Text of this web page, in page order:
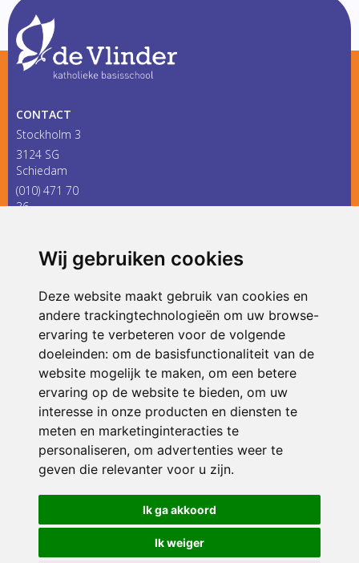
Wij gebruiken cookies
Deze website maakt gebruik van cookies en
andere trackingtechnologieën om uw browse-
ervaring te verbeteren voor de volgende
doeleinden: om de basisfunctionaliteit van de
website mogelijk te maken, om een betere
ervaring op de website te bieden, om uw
interesse in onze producten en diensten te
meten en marketinginteracties te
personaliseren, om advertenties weer te
geven die relevanter voor u zijn.
Ik ga akkoord
Ik weiger
CONTACT
Stockholm 3
3124 SG
Schiedam
(010) 471 70
36
ONDERDEEL VAN
© 2026 De Vlinder | Alle rechten voorbehouden
Privacy policy|Disclaimer| Klachtenregeling|RSIN en Anbi
voorkeuren
Crealisatie The MindOffice